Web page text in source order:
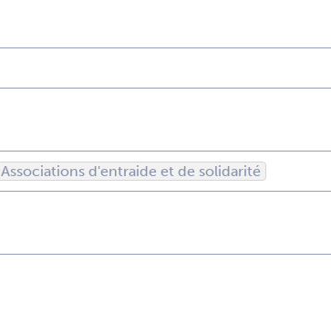
Associations d'entraide et de solidarité